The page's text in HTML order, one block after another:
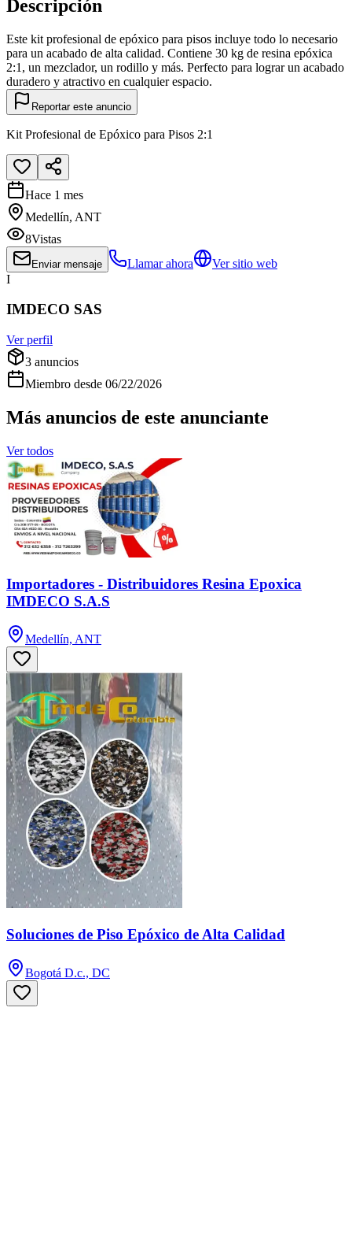
Descripción
Este kit profesional de epóxico para pisos incluye todo lo necesario
para un acabado de alta calidad. Contiene 30 kg de resina epóxica
2:1, un mezclador, un rodillo y más. Perfecto para lograr un acabado
duradero y atractivo en cualquier espacio.
Reportar este anuncio
Kit Profesional de Epóxico para Pisos 2:1
Hace 1 mes
Medellín, ANT
8Vistas
Enviar mensaje Llamar ahora
Ver sitio web
I
IMDECO SAS
Ver perfil
3 anuncios
Miembro desde 06/22/2026
Más anuncios de este anunciante
Ver todos
Importadores - Distribuidores Resina Epoxica
IMDECO S.A.S
Medellín, ANT
Soluciones de Piso Epóxico de Alta Calidad
Bogotá D.c., DC